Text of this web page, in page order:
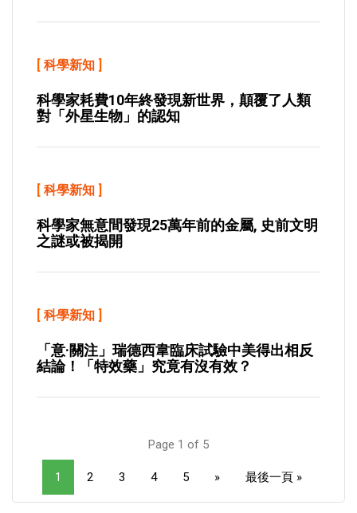
[ 科學新知 ]
科學家耗費10年終發現新世界，顛覆了人類
對「外星生物」的認知
[ 科學新知 ]
科學家無意間發現25萬年前的金屬, 史前文明
之謎或被揭開
[ 科學新知 ]
「意·關注」瑞德西韋臨床試驗中美得出相反
結論！「特效藥」究竟有沒有效？
Page 1 of 5
1 2 3 4 5 » 最後一頁 »